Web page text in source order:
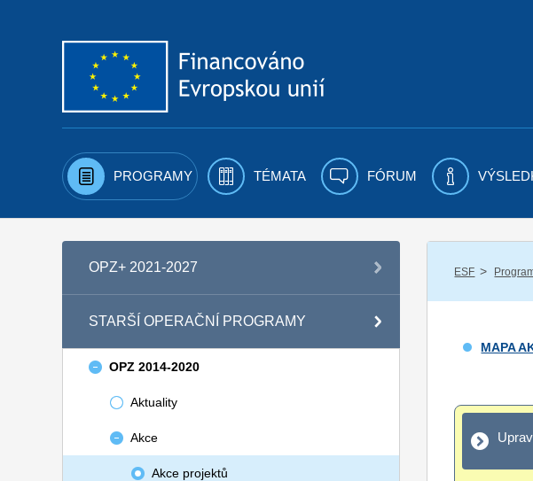
PROGRAMY TÉMATA FÓRUM
OPZ+ 2021-2027
STARŠÍ OPERAČNÍ PROGRAMY
OPZ 2014-2020
Aktuality
Akce
Akce projektů
ESF /
MAPA